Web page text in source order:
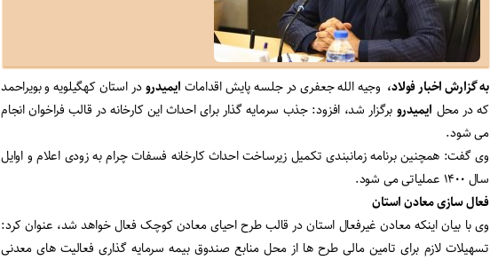
به گزارش اخبار فولاد، وجیه الله جعفری در جلسه پایش اقدامات ایمیدرودر استان کهگیلویه و بویراحمد
که در محل ایمیدرو برگزار شد، افزود: جذب سرمایه گذار برای احداث این کارخانه در قالب فراخوان انجام
می شود.
وی گفت: همچنین برنامه زمانبندی تکمیل زیرساخت احداث کارخانه فسفات چرام به زودی اعلام و اوایل
سال ۱۴۰۰ عملیاتی می شود.
فعال سازی معادن استان
وی با بیان اینکه معادن غیرفعال استان در قالب طرح احیای معادن کوچک فعال خواهد شد، عنوان کرد:
تسهیلات لازم برای تامین مالی طرح ها از محل منابع صندوق بیمه سرمایه گذاری فعالیت های معدنی